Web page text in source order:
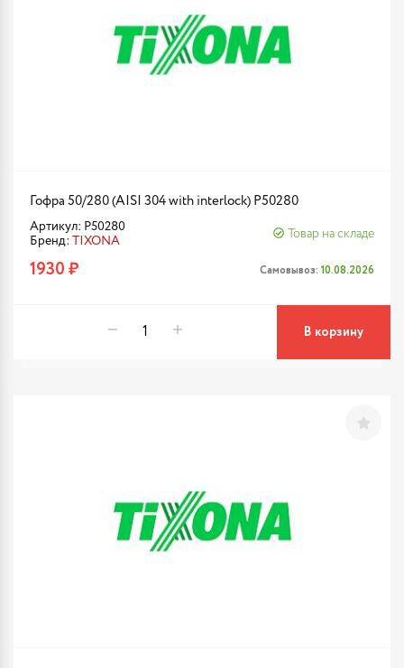
Гофра 50/280 (AISI 304 with interlock) P50280
Артикул: P50280
Бренд: TIXONA
Товар на складе
1930 ₽ Самовывоз: 10.08.2026
В корзину